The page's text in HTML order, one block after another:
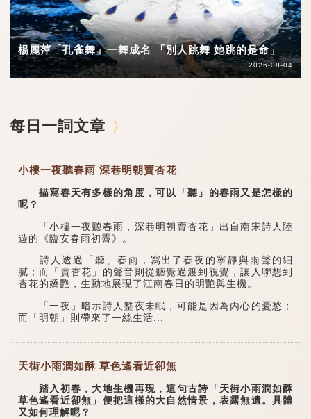
楊麗萍「孔雀舞」一舞成名 「別人跳舞 她跳的是命」
2026-08-04
每日一詞文章
小樓一夜聽春雨 深巷明朝賣杏花
描寫春天有多樣的角度，可以「聽」的春雨又是怎樣的
呢？
「小樓一夜聽春雨，深巷明朝賣杏花」出自南宋詩人陸
遊的《臨安春雨初霽》。
詩人透過「聽」春雨，寫出了春夜的寧靜與雨聲的細
膩；而「賣杏花」的聲音則從聽覺過渡到視覺，讓人聯想到
杏花的嬌艷，生動地展現了江南春日的明艷與生機。
「一夜」暗示詩人整夜未眠，可能是因為內心的憂愁；
而「明朝」則帶來了一絲生活...
天街小雨潤如酥 草色遙看近卻無
踏入初春，大地生機再現，這句古詩「天街小雨潤如酥
草色遙看近卻無」便把這樣的大自然情景，表露無遺。具體
又如何理解呢？